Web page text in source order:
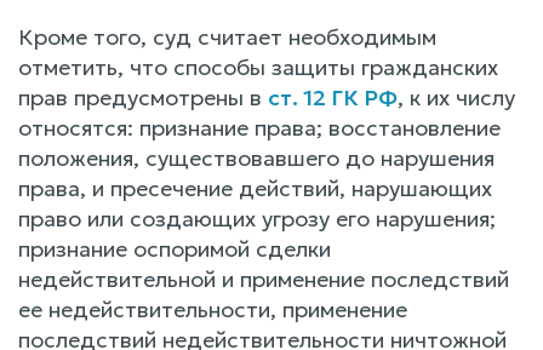
Кроме того, суд считает необходимым
отметить, что способы защиты гражданских
прав предусмотрены в ст. 12 ГК РФ, к их числу
относятся: признание права; восстановление
положения, существовавшего до нарушения
права, и пресечение действий, нарушающих
право или создающих угрозу его нарушения;
признание оспоримой сделки
недействительной и применение последствий
ее недействительности, применение
последствий недействительности ничтожной